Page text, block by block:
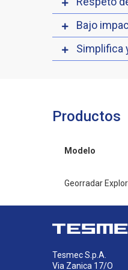
Bajo
Simplifica
Productos
Modelo
Georradar
Tesmec S.p.A.
Via Zanica 17/O